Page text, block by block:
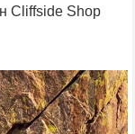
Cliffside Shop